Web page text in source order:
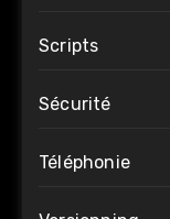
Scripts
Sécurité
Téléphonie